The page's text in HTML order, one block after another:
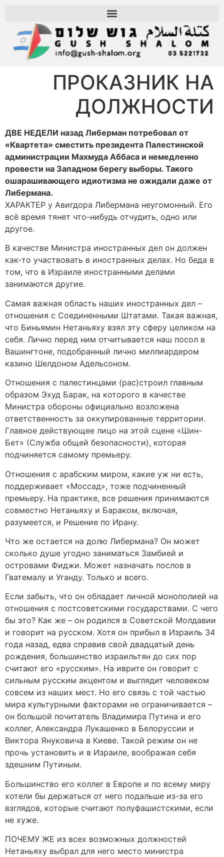
ПРОКАЗНИК НА
ДОЛЖНОСТИ
ДВЕ НЕДЕЛИ назад Либерман потребовал от
«Квартета» сместить президента Палестинской
администрации Махмуда Аббаса и немедленно
провести на Западном берегу выборы. Такого
ошарашивающего идиотизма не ожидали даже от
Либермана.
ХАРАКТЕР у Авигдора Либермана неугомонный. Его
всё время тянет что-нибудь отчудить, одно или
другое.
В качестве Министра иностранных дел он должен
как-то участвовать в иностранных делах. Но беда в
том, что в Израиле иностранными делами
занимаются другие.
Самая важная область наших иностранных дел –
отношения с Соединенными Штатами. Такая важная,
что Биньямин Нетаньяху взял эту сферу целиком на
себя. Лично перед ним отчитывается наш посол в
Вашингтоне, подобранный лично миллиардером
казино Шелдоном Адельсоном.
Отношения с палестинцами (рас)строил главным
образом Эхуд Барак, на которого в качестве
Министра обороны официально возложена
ответственность за оккупированные территории.
Главное действующее лицо на этой сцене «Шин-
Бет» (Служба общей безопасности), которая
подчиняется самому премьеру.
Отношения с арабским миром, какие уж ни есть,
поддерживает «Моссад», тоже подчиненный
премьеру. На практике, все решения принимаются
совместно Нетаньяху и Бараком, включая,
разумеется, и Решение по Ирану.
Что же остается на долю Либермана? Он может
сколько душе угодно заниматься Замбией и
островами Фиджи. Может назначать послов в
Гватемалу и Уганду. Только и всего.
Если забыть, что он обладает личной монополией на
отношения с постсоветскими государствами. С чего
бы это? Как же – он родился в Советской Молдавии
и говорит на русском. Хотя он прибыл в Израиль 34
года назад, едва справив свой двадцатый день
рождения, большинство израильтян до сих пор
считают его «русским». На иврите он говорит с
сильным русским акцентом и выглядит человеком
совсем из наших мест. Но его связь с той частью
мира культурными факторами не ограничивается –
он большой почитатель Владимира Путина и его
коллег, Александра Лукашенко в Белоруссии и
Виктора Януковича в Киеве. Такой режим он не
прочь установить и в Израиле, воображая себя
здешним Путиным.
Большинство его коллег в Европе и по всему миру
хотели бы держаться от него подальше из-за его
взглядов, которые считают полуфашистскими, если
не хуже.
ПОЧЕМУ ЖЕ из всех возможных должностей
Нетаньяху выбрал для него место министра